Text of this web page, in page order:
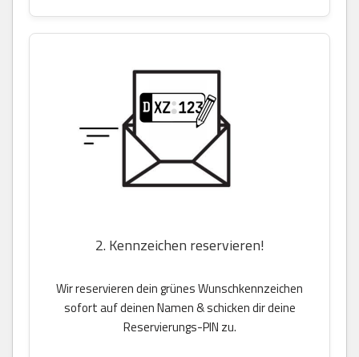
2. Kennzeichen reservieren!
Wir reservieren dein grünes Wunschkennzeichen
sofort auf deinen Namen & schicken dir deine
Reservierungs-PIN zu.